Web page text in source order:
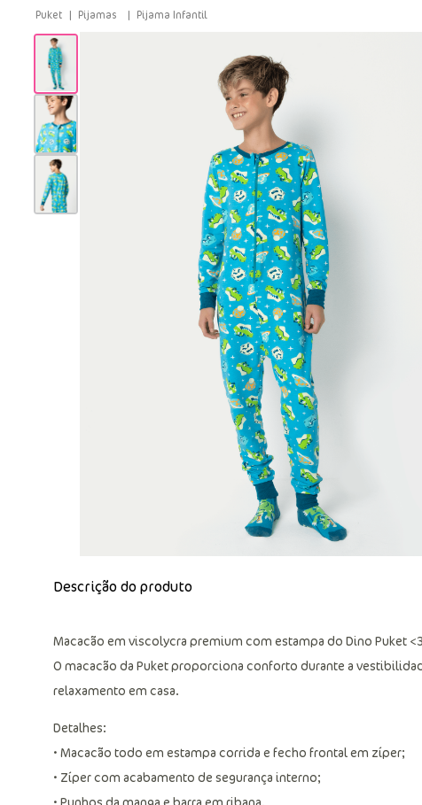
Pijamas Pijama Infantil
Descrição do produto
Macacão em viscolycra premium com estampa do Dino Puket <3
O macacão da Puket proporciona conforto durante a
relaxamento em casa.
Detalhes:
• Macacão todo em estampa corrida e fecho frontal em zíper;
• Zíper com acabamento de segurança interno;